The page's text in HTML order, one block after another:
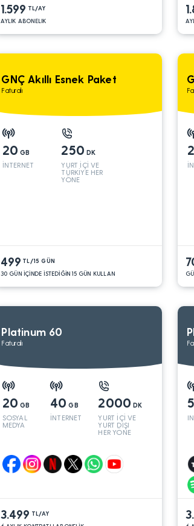
1.599 TL/AY
AYLIK ABONELIK
GNÇ Akıllı Esnek Paket
Faturalı
20 GB
İNTERNET
250 DK
YURT İÇİ VE
TÜRKİYE HER
YÖNE
499 TL/15 GÜN
30 GÜN İÇİNDE İSTEDİĞİN 15 GÜN KULLAN
2
Platinum 60
Faturalı
20 GB
SOSYAL
MEDYA
40 GB
İNTERNET
2000 DK
YURT İÇİ VE
YURT DIŞI
HER YÖNE
3.499 TL/AY